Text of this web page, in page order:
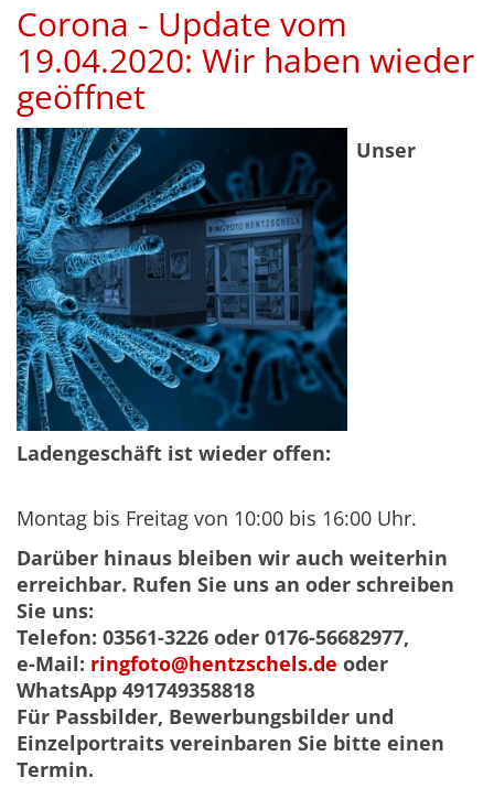
Corona - Update vom
19.04.2020: Wir haben wieder
geöffnet
Unser
Ladengeschäft ist wieder offen:
Montag bis Freitag von 10:00 bis 16:00 Uhr.
Darüber hinaus bleiben wir auch weiterhin
erreichbar. Rufen Sie uns an oder schreiben
Sie uns:
Telefon: 03561-3226 oder 0176-56682977,
e-Mail: ringfoto@hentzschels.de oder
WhatsApp 491749358818
Für Passbilder, Bewerbungsbilder und
Einzelportraits vereinbaren Sie bitte einen
Termin.